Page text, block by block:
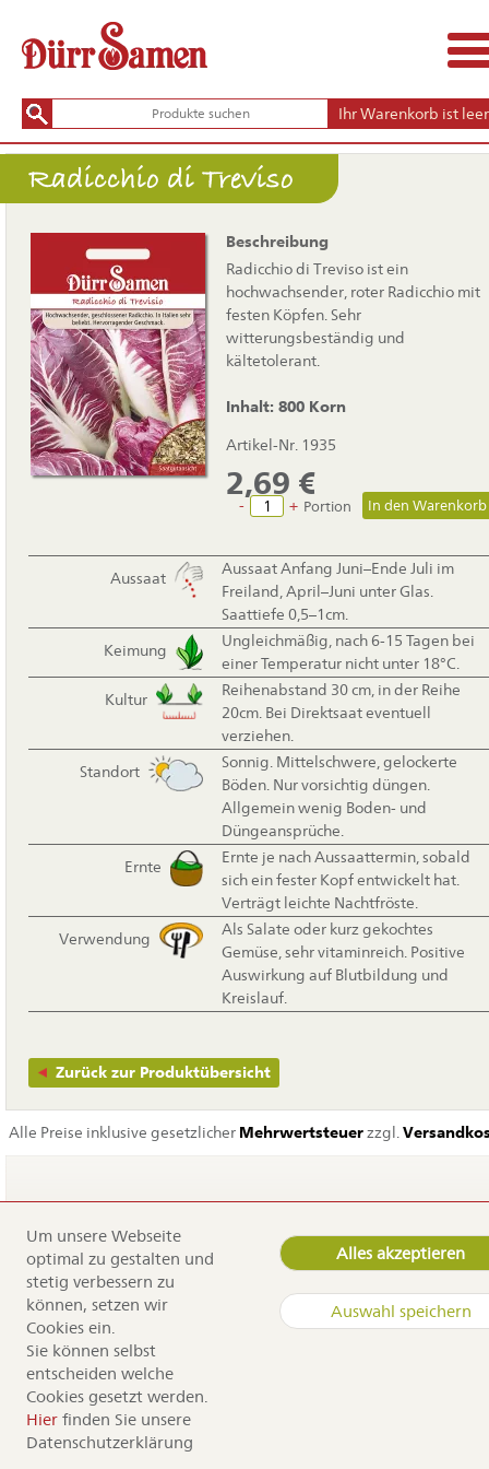
Ihr Warenkorb ist
Radicchio di Treviso
Beschreibung
Radicchio di Treviso ist ein
hochwachsender, roter Radicchio mit
festen Köpfen. Sehr
witterungsbeständig und
kältetolerant.
Inhalt: 800 Korn
Artikel-Nr. 1935
2,69 €
- + Portion
Aussaat
Aussaat Anfang Juni–Ende Juli im
Freiland, April–Juni unter Glas.
Saattiefe 0,5–1cm.
Keimung
Ungleichmäßig, nach 6-15 Tagen bei
einer Temperatur nicht unter 18°C.
Kultur
Reihenabstand 30 cm, in der Reihe
20cm. Bei Direktsaat eventuell
verziehen.
Standort
Sonnig. Mittelschwere, gelockerte
Böden. Nur vorsichtig düngen.
Allgemein wenig Boden- und
Düngeansprüche.
Ernte
Ernte je nach Aussaattermin, sobald
sich ein fester Kopf entwickelt hat.
Verträgt leichte Nachtfröste.
Verwendung
Als Salate oder kurz gekochtes
Gemüse, sehr vitaminreich. Positive
Auswirkung auf Blutbildung und
Kreislauf.
Zurück zur Produktübersicht
Alle Preise inklusive gesetzlicher Mehrwertsteuerzzgl.
Navigation
überspringen
Home
Service
Dürr Samen
Kontakt
Copyright by Dürr Samen
Um unsere Webseite
optimal zu gestalten und
stetig verbessern zu
können, setzen wir
Cookies ein.
Sie können selbst
entscheiden welche
Cookies gesetzt werden.
Hier finden Sie unsere
Datenschutzerklärung
Alles akzeptieren
Auswahl speichern